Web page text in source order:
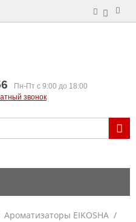
Пн-Пт с 9:00 до 18:00
звонок
Ароматизаторы EIKOSHA /